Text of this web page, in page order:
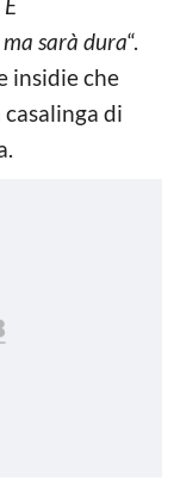
sarà dura“.
insidie che
di